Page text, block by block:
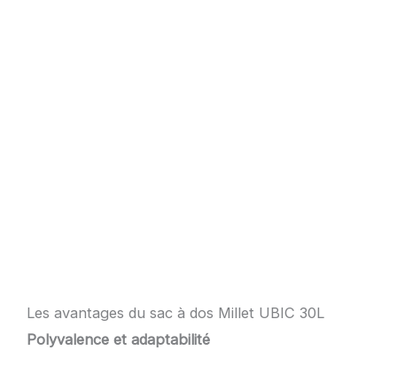
Les avantages du sac à dos Millet UBIC 30L
Polyvalence et adaptabilité